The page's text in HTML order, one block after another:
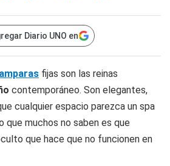
Diario UNO en
fijas son las reinas
contemporáneo. Son elegantes,
cualquier espacio parezca un spa
que muchos no saben es que
que hace que no funcionen en